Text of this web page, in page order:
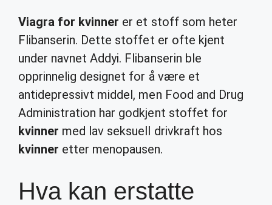
Viagra for kvinner er et stoff som heter
Flibanserin. Dette stoffet er ofte kjent
under navnet Addyi. Flibanserin ble
opprinnelig designet for å være et
antidepressivt middel, men Food and Drug
Administration har godkjent stoffet for
kvinner med lav seksuell drivkraft hos
kvinner etter menopausen.
Hva kan erstatte